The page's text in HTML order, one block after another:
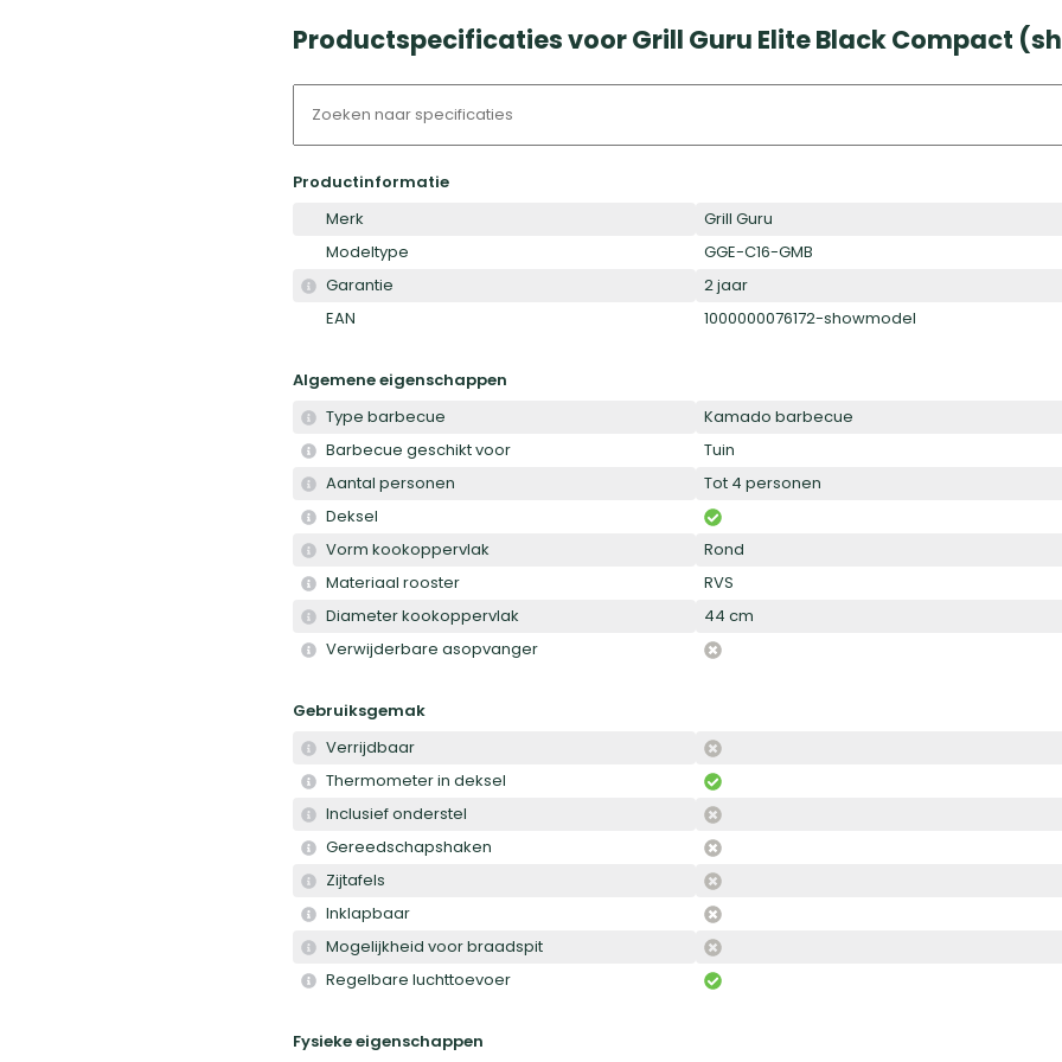
Productspecificaties voor Grill Guru Elite Black Compact
Productinformatie
Merk
Grill Guru
Modeltype
GGE-C16-GMB
Garantie
2 jaar
EAN
1000000076172-showmodel
Algemene eigenschappen
Type barbecue
Kamado barbecue
Barbecue geschikt voor
Tuin
Aantal personen
Tot 4 personen
Deksel
Vorm kookoppervlak
Rond
Materiaal rooster
RVS
Diameter kookoppervlak
44 cm
Verwijderbare asopvanger
Gebruiksgemak
Verrijdbaar
Thermometer in deksel
Inclusief onderstel
Gereedschapshaken
Zijtafels
Inklapbaar
Mogelijkheid voor braadspit
Regelbare luchttoevoer
Fysieke eigenschappen